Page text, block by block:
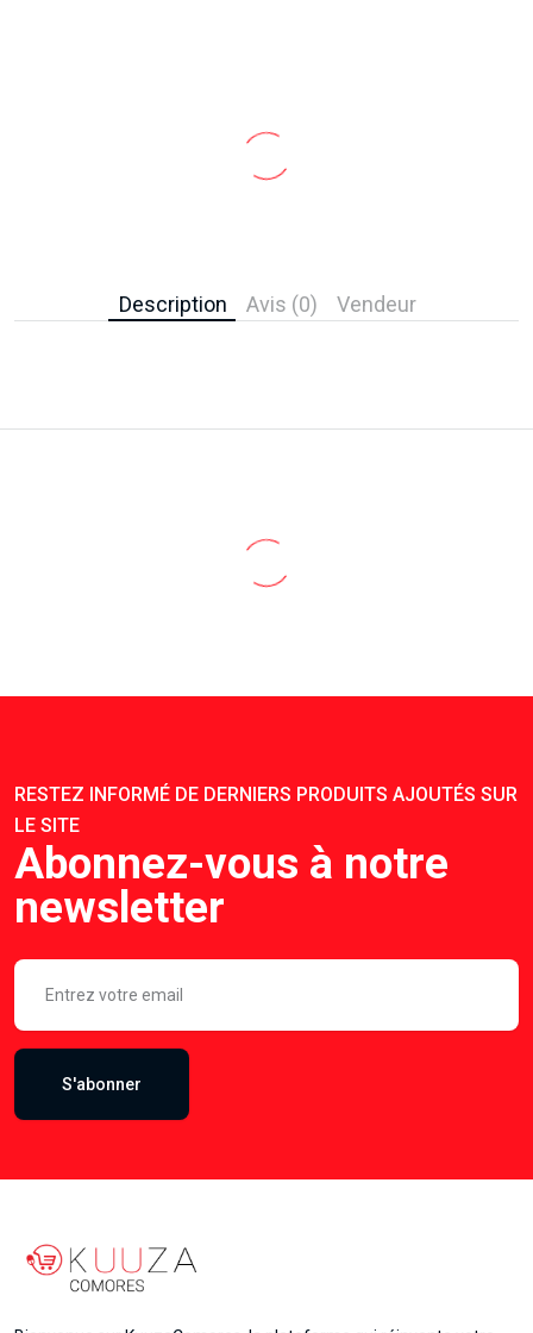
Description Avis (0) Vendeur
RESTEZ INFORMÉ DE DERNIERS PRODUITS AJOUTÉS SUR
LE SITE
Abonnez-vous à notre
newsletter
S'abonner